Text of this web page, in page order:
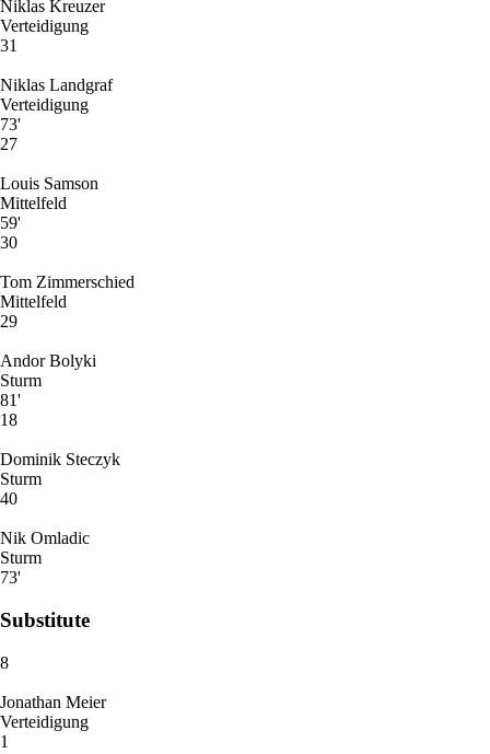
Niklas Kreuzer
Verteidigung
31
Niklas Landgraf
Verteidigung
73'
27
Louis Samson
Mittelfeld
59'
30
Tom Zimmerschied
Mittelfeld
29
Andor Bolyki
Sturm
81'
18
Dominik Steczyk
Sturm
40
Nik Omladic
Sturm
73'
Substitute
8
Jonathan Meier
Verteidigung
1